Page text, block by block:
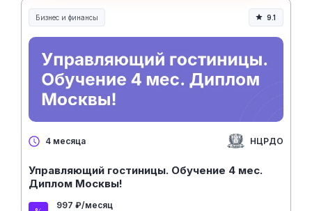
Бизнес и финансы 9.1
4 месяца НЦРДО
Управляющий гостиницы. Обучение 4 мес.
Диплом Москвы!
997 ₽/месяц